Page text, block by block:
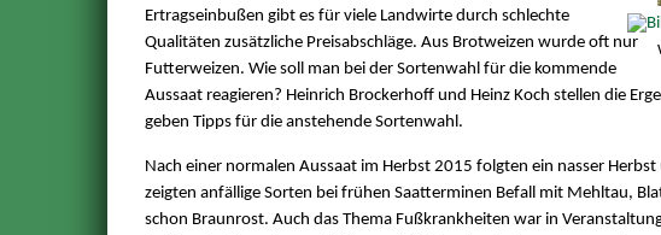
Ertragseinbußen gibt es für viele Landwirte durch schlechte
Qualitäten zusätzliche Preisabschläge. Aus Brotweizen wurde oft nur
Futterweizen. Wie soll man bei der Sortenwahl für die kommende
Aussaat reagieren? Heinrich Brockerhoff und Heinz Koch stellen die
geben Tipps für die anstehende Sortenwahl.
Nach einer normalen Aussaat im Herbst 2015 folgten ein nasser
zeigten anfällige Sorten bei frühen Saatterminen Befall mit Mehltau,
schon Braunrost. Auch das Thema Fußkrankheiten war in